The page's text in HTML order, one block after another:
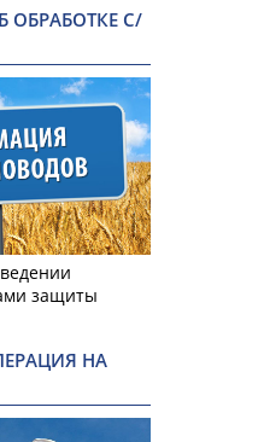
ОБРАБОТКЕ С/
защиты
НА